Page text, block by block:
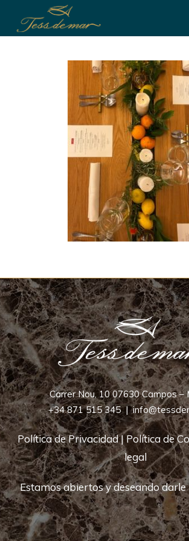
Carrer Nou, 10 07630 Campos –
+34 871 515 345|
Política de Privacidad| Política de
legal
Estamos abiertos y deseando